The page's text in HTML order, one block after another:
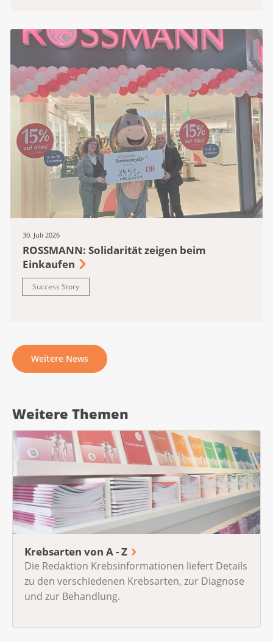
30. Juli 2026
ROSSMANN: Solidarität zeigen beim
Einkaufen
Success Story
Weitere News
Weitere Themen
Krebsarten von A - Z
Die Redaktion Krebsinformationen liefert Details
zu den verschiedenen Krebsarten, zur Diagnose
und zur Behandlung.